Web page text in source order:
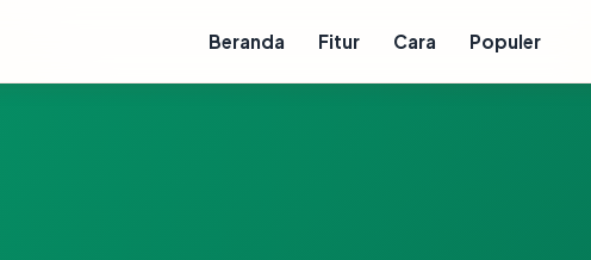
Beranda Fitur Cara Populer